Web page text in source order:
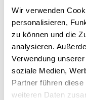
Wir verwenden
personalisieren,
zu können und die
analysieren.
Verwendung
soziale Medien,
Partner führen
weiteren Daten
REISEFORM
IHNEN PASSEN